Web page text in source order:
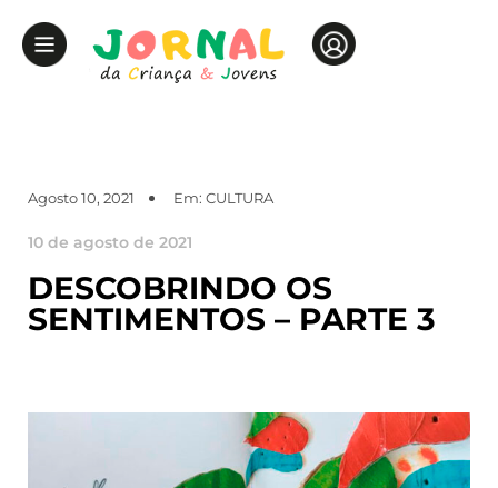
Agosto 10, 2021 Em: CULTURA
10 de agosto de 2021
DESCOBRINDO OS
SENTIMENTOS – PARTE 3